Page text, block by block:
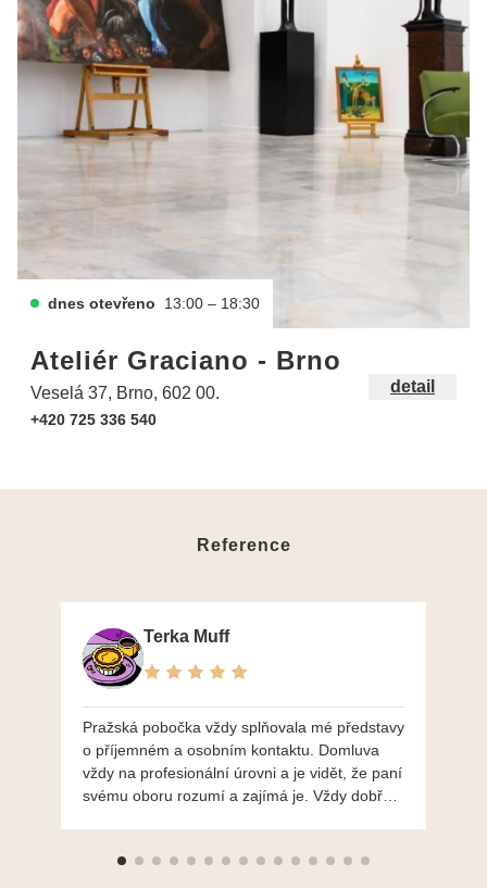
dnes otevřeno 13:00 – 18:30
Ateliér Graciano - Brno
Veselá 37, Brno, 602 00.
+420 725 336 540
detail
Reference
Terka Muff
Pražská pobočka vždy splňovala mé představy
o příjemném a osobním kontaktu. Domluva
vždy na profesionální úrovni a je vidět, že paní
svému oboru rozumí a zajímá je. Vždy dobře a
výběru, jak už bylo napsáno - na požádání